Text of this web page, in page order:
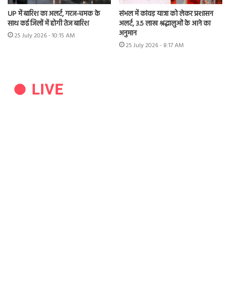
UP में बारिश का अलर्ट, गरज-चमक के
साथ कई जिलों में होगी तेज बारिश
25 July 2026 - 10:15 AM
संभल में कांवड़ यात्रा को लेकर प्रशासन
अलर्ट, 3.5 लाख श्रद्धालुओं के आने का
अनुमान
25 July 2026 - 8:17 AM